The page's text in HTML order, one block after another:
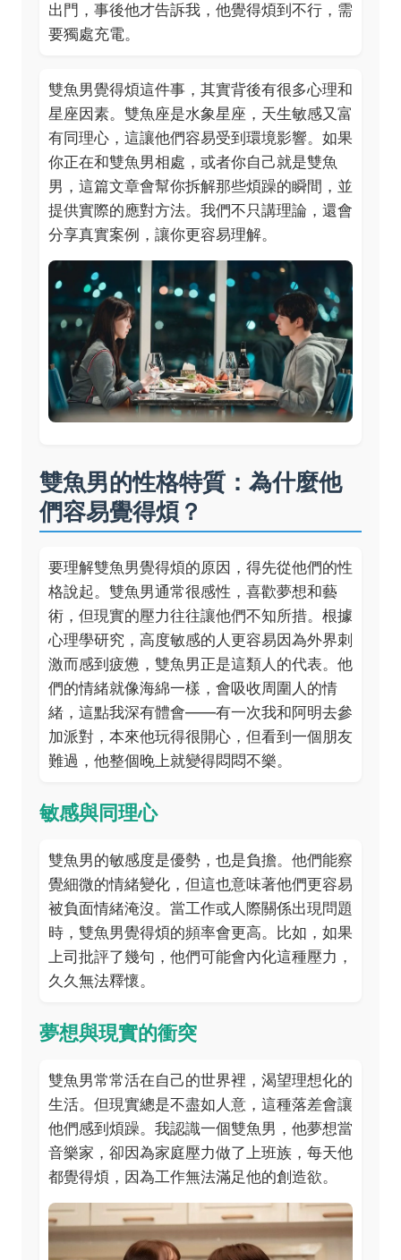
出門，事後他才告訴我，他覺得煩到不行，需
要獨處充電。
雙魚男覺得煩這件事，其實背後有很多心理和
星座因素。雙魚座是水象星座，天生敏感又富
有同理心，這讓他們容易受到環境影響。如果
你正在和雙魚男相處，或者你自己就是雙魚
男，這篇文章會幫你拆解那些煩躁的瞬間，並
提供實際的應對方法。我們不只講理論，還會
分享真實案例，讓你更容易理解。
雙魚男的性格特質：為什麼他
們容易覺得煩？
要理解雙魚男覺得煩的原因，得先從他們的性
格說起。雙魚男通常很感性，喜歡夢想和藝
術，但現實的壓力往往讓他們不知所措。根據
心理學研究，高度敏感的人更容易因為外界刺
激而感到疲憊，雙魚男正是這類人的代表。他
們的情緒就像海綿一樣，會吸收周圍人的情
緒，這點我深有體會——有一次我和阿明去參
加派對，本來他玩得很開心，但看到一個朋友
難過，他整個晚上就變得悶悶不樂。
敏感與同理心
雙魚男的敏感度是優勢，也是負擔。他們能察
覺細微的情緒變化，但這也意味著他們更容易
被負面情緒淹沒。當工作或人際關係出現問題
時，雙魚男覺得煩的頻率會更高。比如，如果
上司批評了幾句，他們可能會內化這種壓力，
久久無法釋懷。
夢想與現實的衝突
雙魚男常常活在自己的世界裡，渴望理想化的
生活。但現實總是不盡如人意，這種落差會讓
他們感到煩躁。我認識一個雙魚男，他夢想當
音樂家，卻因為家庭壓力做了上班族，每天他
都覺得煩，因為工作無法滿足他的創造欲。